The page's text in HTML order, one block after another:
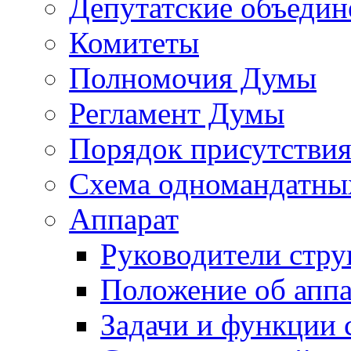
Депутатские
Комитеты
Полномочия Думы
Регламент Думы
Порядок
Схема
Аппарат
Руководители
Положение об
Задачи и функции